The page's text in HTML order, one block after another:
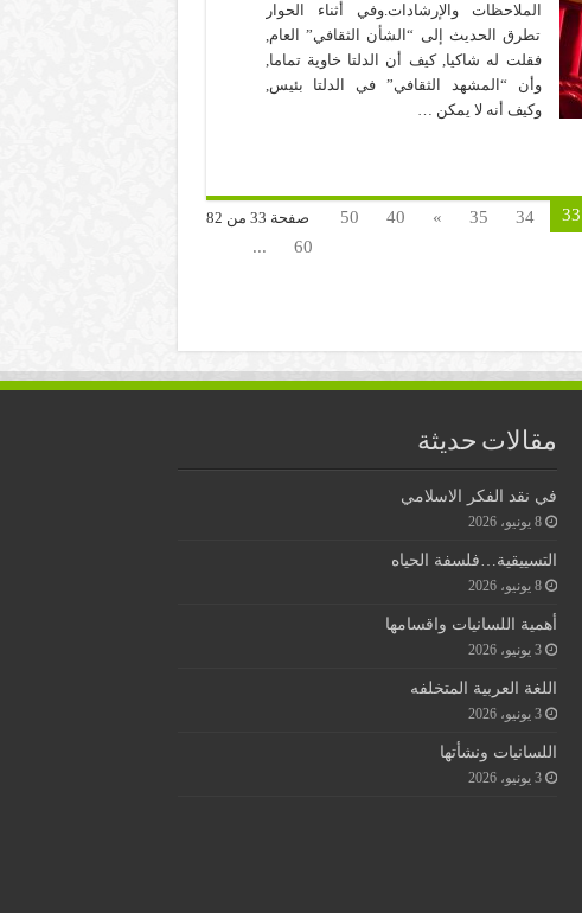
الملاحظات والإرشادات.وفي أثناء الحوار
تطرق الحديث إلى “الشأن الثقافي” العام,
فقلت له شاكيا, كيف أن الدلتا خاوية تماما,
وأن “المشهد الثقافي” في الدلتا بئيس,
وكيف أنه لا يمكن …
صفحة 33 من 82 33
34
35
»
40
50
60
...
مقالات حديثة
في نقد الفكر الاسلامي
8 يونيو، 2026
التسييقية…فلسفة الحياه
8 يونيو، 2026
أهمية اللسانيات واقسامها
3 يونيو، 2026
اللغة العربية المتخلفه
3 يونيو، 2026
اللسانيات ونشأتها
3 يونيو، 2026